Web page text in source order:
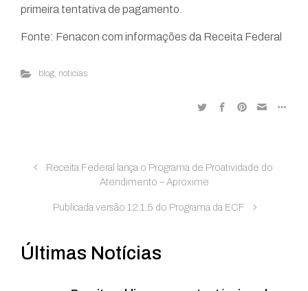
primeira tentativa de pagamento.
Fonte: Fenacon com informações da Receita Federal
blog, noticias
Receita Federal lança o Programa de Proatividade do
Atendimento – Aproxime
Publicada versão 12.1.5 do Programa da ECF
Últimas Notícias